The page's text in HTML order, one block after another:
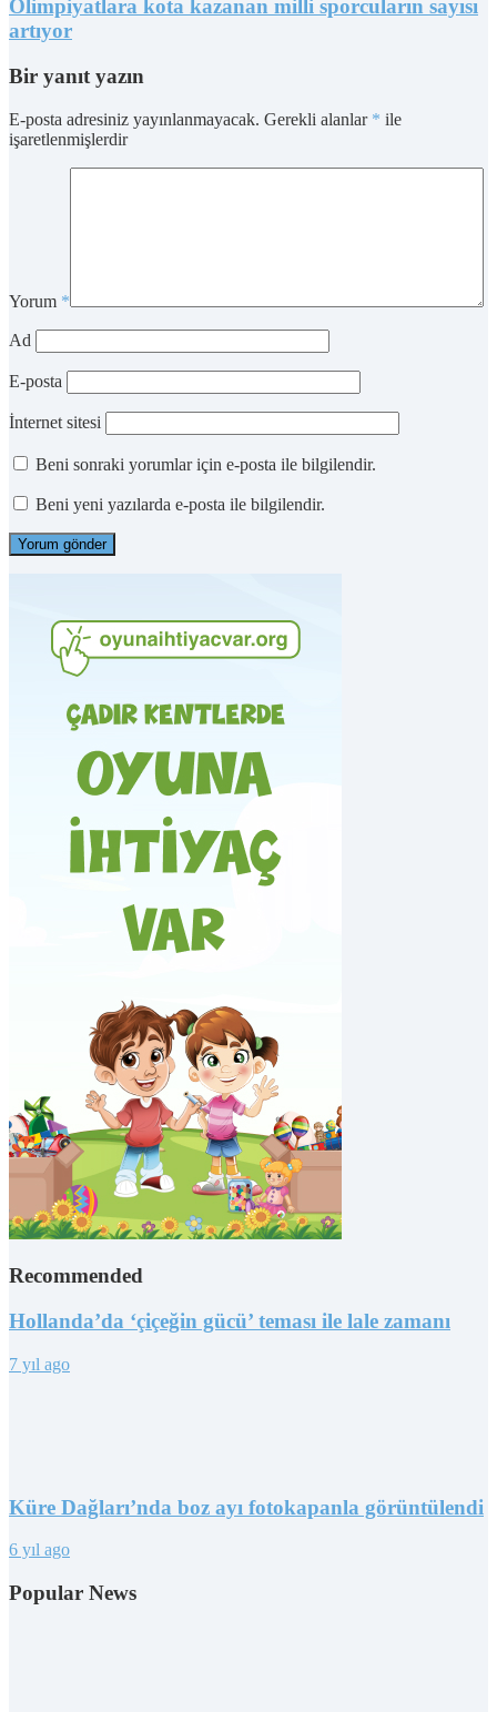
Olimpiyatlara kota kazanan milli sporcuların sayısı
artıyor
Bir yanıt yazın
E-posta adresiniz yayınlanmayacak. Gerekli alanlar * ile
işaretlenmişlerdir
Yorum *
Ad
E-posta
İnternet sitesi
Beni sonraki yorumlar için e-posta ile bilgilendir.
Beni yeni yazılarda e-posta ile bilgilendir.
Recommended
Hollanda’da ‘çiçeğin gücü’ teması ile lale zamanı
7 yıl ago
Küre Dağları’nda boz ayı fotokapanla görüntülendi
6 yıl ago
Popular News